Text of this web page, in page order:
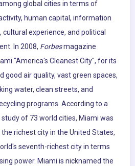
global cities in terms of
human capital, information
cultural experience, and political
In 2008, Forbesmagazine
"America's Cleanest City", for its
good air quality, vast green spaces,
water, clean streets, and
programs. According to a
study of 73 world cities, Miami was
richest city in the United States,
seventh-richest city in terms
power. Miami is nicknamed the